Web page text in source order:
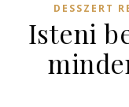
DESSZERT
Isteni